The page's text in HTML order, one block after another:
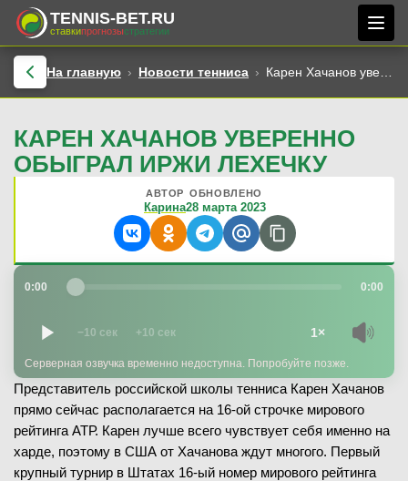
TENNIS-BET.RU
ставкипрогнозыстратегии
На главную Новости тенниса Карен Хачанов уверенно обыграл Иржи Лехечку
КАРЕН ХАЧАНОВ УВЕРЕННО
ОБЫГРАЛ ИРЖИ ЛЕХЕЧКУ
АВТОР
Карина
ОБНОВЛЕНО
28 марта 2023
0:00 0:00
−10 сек +10 сек 1×
Серверная озвучка временно недоступна. Попробуйте позже.
Представитель российской школы тенниса Карен Хачанов
прямо сейчас располагается на 16-ой строчке мирового
рейтинга АТР. Карен лучше всего чувствует себя именно на
харде, поэтому в США от Хачанова ждут многого. Первый
крупный турнир в Штатах 16-ый номер мирового рейтинга